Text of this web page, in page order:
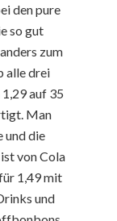
den pure
so gut
zum
alle drei
auf 35
Man
und die
von Cola
1,49 mit
und